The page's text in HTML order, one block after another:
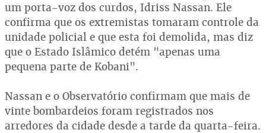
um porta-voz dos curdos, Idriss Nassan. Ele
confirma que os extremistas tomaram controle da
unidade policial e que esta foi demolida, mas diz
que o Estado Islâmico detém "apenas uma
pequena parte de Kobani".
Nassan e o Observatório confirmam que mais de
vinte bombardeios foram registrados nos
arredores da cidade desde a tarde da quarta-feira.